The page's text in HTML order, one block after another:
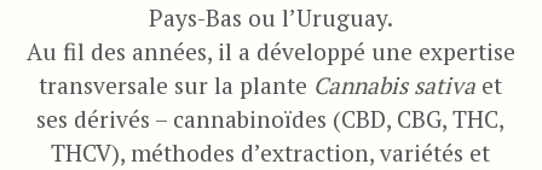
Pays-Bas ou l’Uruguay.
Au fil des années, il a développé une expertise
transversale sur la plante Cannabis sativa et
ses dérivés – cannabinoïdes (CBD, CBG, THC,
THCV), méthodes d’extraction, variétés et